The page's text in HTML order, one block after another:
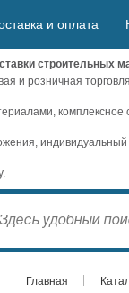
и оплата
строительных
и розничная торговля
комплексное
индивидуальный
Главная